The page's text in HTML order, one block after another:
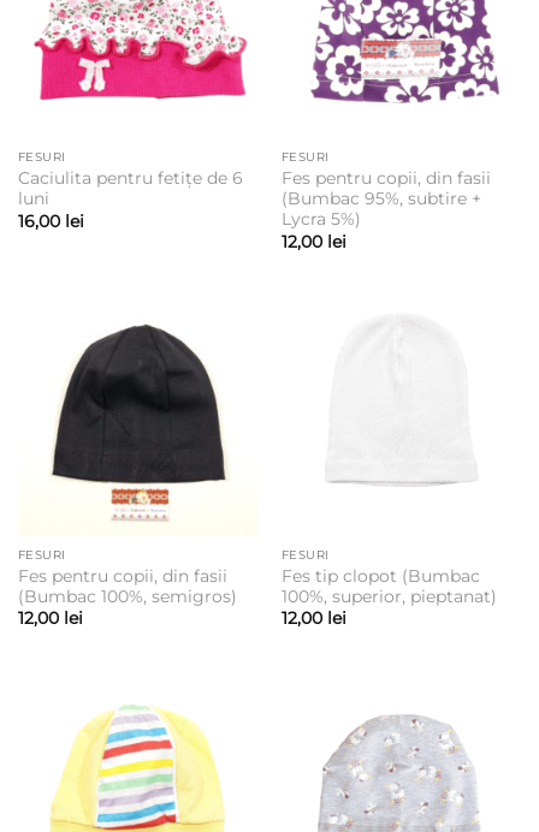
FESURI
Caciulita pentru fetițe de 6
luni
16,00 lei
FESURI
Fes pentru copii, din fasii
(Bumbac 95%, subtire +
Lycra 5%)
12,00 lei
FESURI
Fes pentru copii, din fasii
(Bumbac 100%, semigros)
12,00 lei
FESURI
Fes tip clopot (Bumbac
100%, superior, pieptanat)
12,00 lei